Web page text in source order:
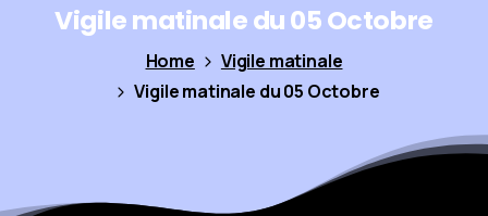
Vigilematinaledu05Octobre
Home
Vigile matinale
Vigile matinale du 05 Octobre